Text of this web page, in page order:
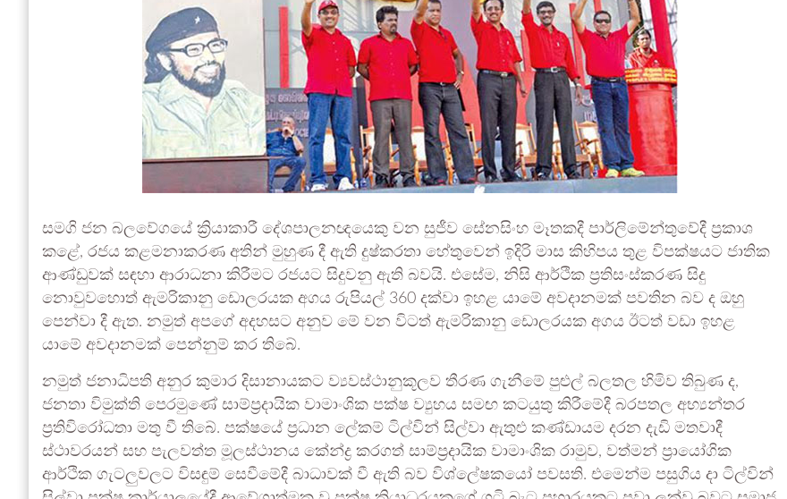
සමගි ජන බලවේගයේ ක්‍රියාකාරී දේශපාලනඥයෙකු වන සුජීව සේනසිංහ මෑතකදී පාර්ලිමේන්තුවේදී ප්‍රකාශ
කළේ, රජය කළමනාකරණ අතින් මුහුණ දී ඇති දුෂ්කරතා හේතුවෙන් ඉදිරි මාස කිහිපය තුළ විපක්ෂයට ජාතික
ආණ්ඩුවක් සඳහා ආරාධනා කිරීමට රජයට සිදුවනු ඇති බවයි. එසේම, නිසි ආර්ථික ප්‍රතිසංස්කරණ සිදු
නොවුවහොත් ඇමරිකානු ඩොලරයක අගය රුපියල් 360 දක්වා ඉහළ යාමේ අවදානමක් පවතින බව ද ඔහු
පෙන්වා දී ඇත. නමුත් අපගේ අදහසට අනුව මේ වන විටත් ඇමරිකානු ඩොලරයක අගය ඊටත් වඩා ඉහළ
යාමේ අවදානමක් පෙන්නුම් කර තිබේ.
නමුත් ජනාධිපති අනුර කුමාර දිසානායකට ව්‍යවස්ථානුකූලව තීරණ ගැනීමේ පුළුල් බලතල හිමිව තිබුණ ද,
ජනතා විමුක්ති පෙරමුණේ සාම්ප්‍රදායික වාමාංශික පක්ෂ ව්‍යුහය සමඟ කටයුතු කිරීමේදී බරපතල අභ්‍යන්තර
ප්‍රතිවිරෝධතා මතු වී තිබේ. පක්ෂයේ ප්‍රධාන ලේකම් ටිල්වින් සිල්වා ඇතුළු කණ්ඩායම දරන දැඩි මතවාදී
ස්ථාවරයන් සහ පැලවත්ත මූලස්ථානය කේන්ද්‍ර කරගත් සාම්ප්‍රදායික වාමාංශික රාමුව, වත්මන් ප්‍රායෝගික
ආර්ථික ගැටලුවලට විසඳුම් සෙවීමේදී බාධාවක් වී ඇති බව විශ්ලේෂකයෝ පවසති. එමෙන්ම පසුගිය දා ටිල්වින්